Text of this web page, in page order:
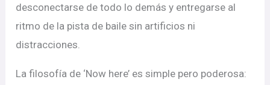
desconectarse de todo lo demás y entregarse al
ritmo de la pista de baile sin artificios ni
distracciones.
La filosofía de ‘Now here’ es simple pero poderosa: